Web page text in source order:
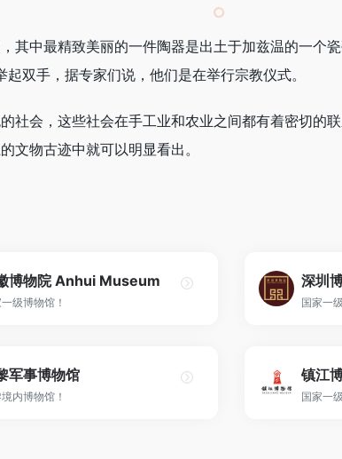
其中最精致美丽的一件陶器是出土于加兹温的一个
双手，据专家们说，他们是在举行宗教仪式。
社会，这些社会在手工业和农业之间都有着密切的
文物古迹中就可以明显看出。
博物院 Anhui Museum
级博物馆！
深圳
国家一
军事博物馆
内博物馆！
镇江
国家一